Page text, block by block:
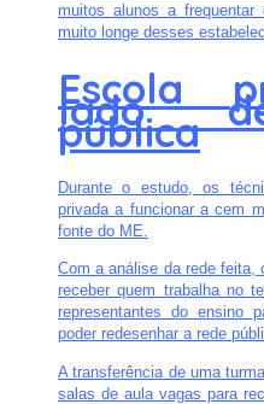
muitos alunos a
muito longe desses
Escola
lado
pública
Durante o estudo, os
privada a funcionar a cem
fonte do ME.
Com a análise da rede
receber quem trabalha no
representantes do ensino
poder redesenhar a rede
A transferência de uma
salas de aula vagas para